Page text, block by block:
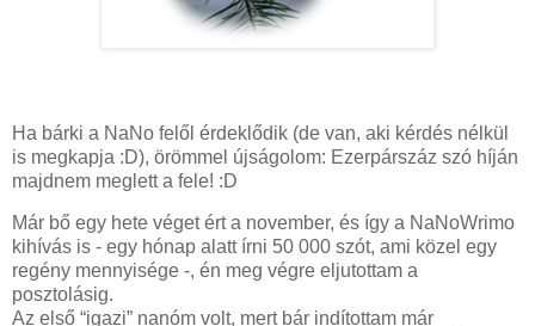
Ha bárki a NaNo felől érdeklődik (de van, aki kérdés nélkül
is megkapja :D), örömmel újságolom: Ezerpárszáz szó híján
majdnem meglett a fele! :D
Már bő egy hete véget ért a november, és így a NaNoWrimo
kihívás is - egy hónap alatt írni 50 000 szót, ami közel egy
regény mennyisége -, én meg végre eljutottam a
posztolásig.
Az első “igazi” nanóm volt, mert bár indítottam már